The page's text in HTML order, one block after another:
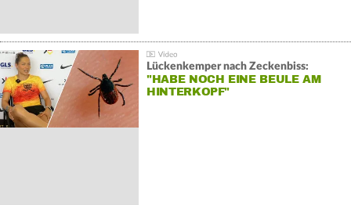
Lückenkemper nach Zeckenbiss:
"HABE NOCH EINE BEULE AM
HINTERKOPF"